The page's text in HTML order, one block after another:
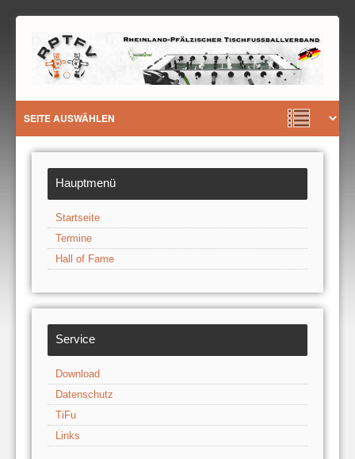
Hauptmenü
Startseite
Termine
Hall of Fame
Service
Download
Datenschutz
TiFu
Links